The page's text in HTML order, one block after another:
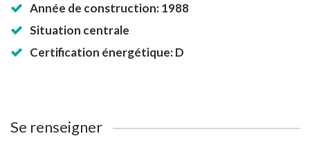
Année de construction: 1988
Situation centrale
Certification énergétique: D
Se renseigner